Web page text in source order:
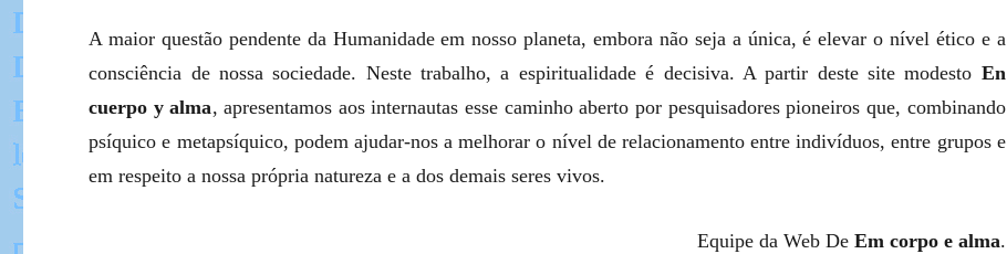
A maior questão pendente da Humanidade em nosso planeta, embora não seja a única, é elevar o nível ético e a
consciência de nossa sociedade. Neste trabalho, a espiritualidade é decisiva. A partir deste site modesto En
cuerpo y alma, apresentamos aos internautas esse caminho aberto por pesquisadores pioneiros que, combinando
psíquico e metapsíquico, podem ajudar-nos a melhorar o nível de relacionamento entre indivíduos, entre grupos e
em respeito a nossa própria natureza e a dos demais seres vivos.
Equipe da Web De Em corpo e alma.